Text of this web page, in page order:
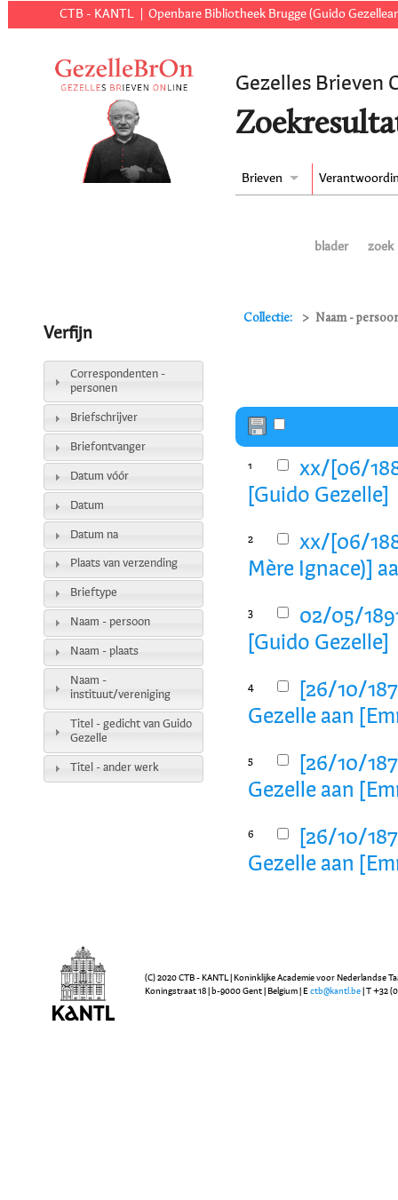
CTB - KANTL Openbare Bibliotheek Brugge (Guido
Gezelles Brieven
Brieven
blader zoek
Collectie: Naam -
1
xx/[06/
[Guido Gezelle]
2
xx/[06/
Mère Ignace)]
3
02/05/
[Guido Gezelle]
4
[26/10/
Gezelle aan
5
[26/10/
Gezelle aan
6
[26/10/
Gezelle aan
Verfijn
Correspondenten -
personen
Briefschrijver
Briefontvanger
Datum vóór
Datum
Datum na
Plaats van verzending
Brieftype
Naam - persoon
Naam - plaats
Naam -
instituut/vereniging
Titel - gedicht van Guido
Gezelle
Titel - ander werk
(C) 2020 CTB - KANTL | Koninklijke Academie voor Nederlandse
Koningstraat 18 | b-9000 Gent | Belgium | E ctb@kantl.be | T +32